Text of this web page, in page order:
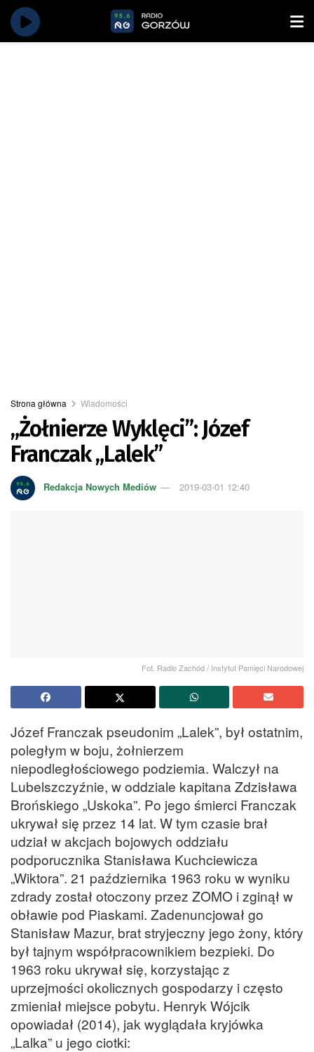
Strona główna Wiadomości
„Żołnierze Wyklęci”: Józef
Franczak „Lalek”
Redakcja Nowych Mediów 2019-03-01 12:40
Fot. Radio Zachód / Instytut Pamięci Narodowej
Józef Franczak pseudonim „Lalek”, był ostatnim,
poległym w boju, żołnierzem
niepodległościowego podziemia. Walczył na
Lubelszczyźnie, w oddziale kapitana Zdzisława
Brońskiego „Uskoka”. Po jego śmierci Franczak
ukrywał się przez 14 lat. W tym czasie brał
udział w akcjach bojowych oddziału
podporucznika Stanisława Kuchciewicza
„Wiktora”. 21 października 1963 roku w wyniku
zdrady został otoczony przez ZOMO i zginął w
obławie pod Piaskami. Zadenuncjował go
Stanisław Mazur, brat stryjeczny jego żony, który
był tajnym współpracownikiem bezpieki. Do
1963 roku ukrywał się, korzystając z
uprzejmości okolicznych gospodarzy i często
zmieniał miejsce pobytu. Henryk Wójcik
opowiadał (2014), jak wyglądała kryjówka
„Lalka” u jego ciotki: